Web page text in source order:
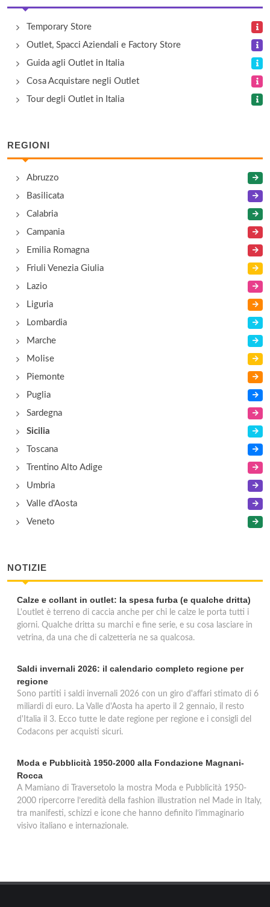
Temporary Store
Outlet, Spacci Aziendali e Factory Store
Guida agli Outlet in Italia
Cosa Acquistare negli Outlet
Tour degli Outlet in Italia
REGIONI
Abruzzo
Basilicata
Calabria
Campania
Emilia Romagna
Friuli Venezia Giulia
Lazio
Liguria
Lombardia
Marche
Molise
Piemonte
Puglia
Sardegna
Sicilia
Toscana
Trentino Alto Adige
Umbria
Valle d'Aosta
Veneto
NOTIZIE
Calze e collant in outlet: la spesa furba (e qualche dritta)
L'outlet è terreno di caccia anche per chi le calze le porta tutti i
giorni. Qualche dritta su marchi e fine serie, e su cosa lasciare in
vetrina, da una che di calzetteria ne sa qualcosa.
Saldi invernali 2026: il calendario completo regione per
regione
Sono partiti i saldi invernali 2026 con un giro d'affari stimato di 6
miliardi di euro. La Valle d'Aosta ha aperto il 2 gennaio, il resto
d'Italia il 3. Ecco tutte le date regione per regione e i consigli del
Codacons per acquisti sicuri.
Moda e Pubblicità 1950-2000 alla Fondazione Magnani-
Rocca
A Mamiano di Traversetolo la mostra Moda e Pubblicità 1950-
2000 ripercorre l’eredità della fashion illustration nel Made in Italy,
tra manifesti, schizzi e icone che hanno definito l’immaginario
visivo italiano e internazionale.